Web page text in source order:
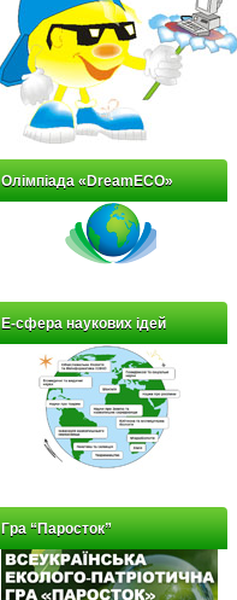
Олімпіада «DreamECO»
Е-сфера наукових ідей
Гра “Паросток”